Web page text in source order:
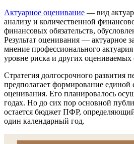
Актуарное оценивание — вид
анализу и количественной
финансовых обязательств,
Результат оценивания — актуарное
мнение профессионального актуария
уровне риска и других оцениваемых
Стратегия долгосрочного развития
предполагает формирование единой
оценивания. Его планировалось
годах. Но до сих пор основной
остается бюджет ПФР,
один календарный год.